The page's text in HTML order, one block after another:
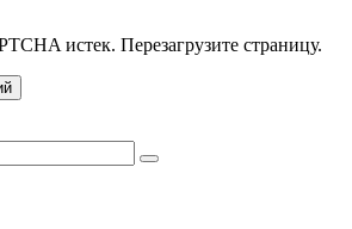
истек. Перезагрузите страницу.